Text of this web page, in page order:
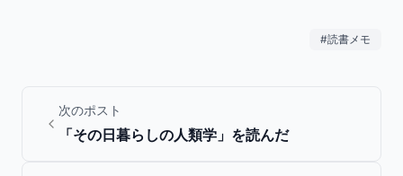
#読書メモ
次のポスト
「その日暮らしの人類学」を読んだ